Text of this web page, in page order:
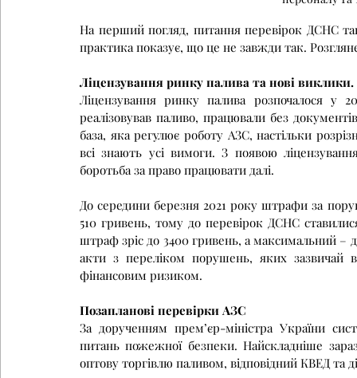
На перший погляд, питання перевірок ДСНС
практика показує, що це не завжди так.
Ліцензування ринку палива та нові виклики.
Ліцензування ринку палива розпочалося
реалізовував паливо, працювали без
база, яка регулює роботу АЗС, настільки
всі знають усі вимоги. З появою
боротьба за право працювати далі.
До середини березня 2021 року штрафи за
510 гривень, тому до перевірок ДСНС
штраф зріс до 3400 гривень, а максимальний –
акти з переліком порушень, яких зазвичай
фінансовим ризиком.
Позапланові перевірки АЗС
За дорученням прем’єр-міністра України
питань пожежної безпеки. Найскладніше
оптову торгівлю паливом, відповідний КВЕД та